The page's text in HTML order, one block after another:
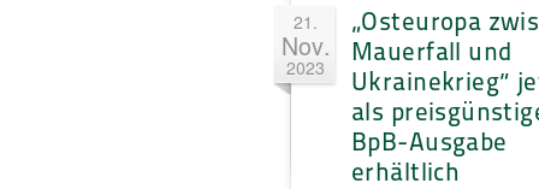
21.
Nov.
2023
„Osteuropa
Mauerfall und
Ukrainekrieg“
als
BpB-Ausgabe
erhältlich